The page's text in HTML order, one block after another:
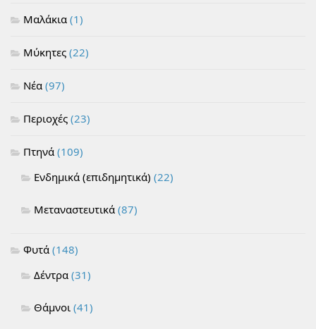
Μαλάκια (1)
Μύκητες (22)
Νέα (97)
Περιοχές (23)
Πτηνά (109)
Ενδημικά (επιδημητικά) (22)
Μεταναστευτικά (87)
Φυτά (148)
Δέντρα (31)
Θάμνοι (41)